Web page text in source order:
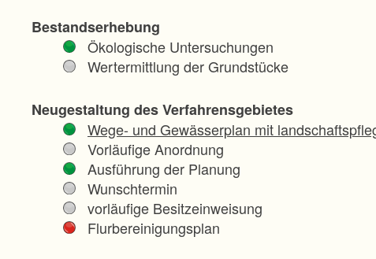
Bestandserhebung
Ökologische Untersuchungen
Wertermittlung der Grundstücke
Neugestaltung des Verfahrensgebietes
Wege- und Gewässerplan mit
Vorläufige Anordnung
Ausführung der Planung
Wunschtermin
vorläufige Besitzeinweisung
Flurbereinigungsplan